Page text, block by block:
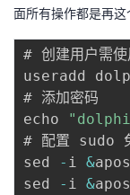
面所有操作都是再这
# 创建用户需
useradd
# 添加密码
echo
# 配置 sudo
sed
- i &apos
sed
- i &apos